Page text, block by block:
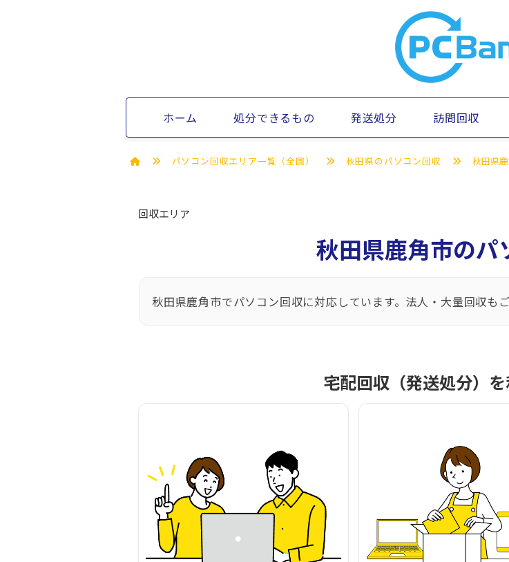
ホーム 処分できるもの 発送処分 訪問回収
パソコン回収エリア一覧（全国） 秋田県のパソコン回収 秋田県
回収エリア
秋田県鹿角市のパ
秋田県鹿角市でパソコン回収に対応しています。法人・大量回収も
宅配回収（発送処分）